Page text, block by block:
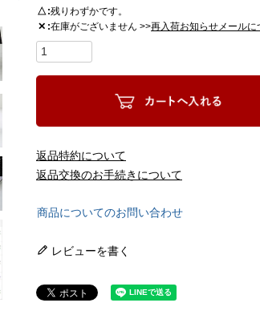
△ 残りわずかです。
✕ 在庫がございません >>再入荷お知らせメールに
返品特約について
返品交換のお手続きについて
商品についてのお問い合わせ
レビューを書く